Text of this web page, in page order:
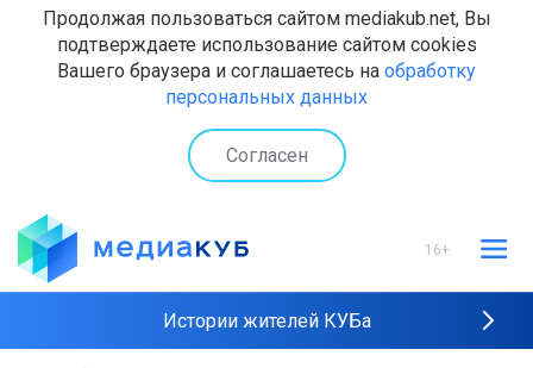
Продолжая пользоваться сайтом mediakub.net, Вы
подтверждаете использование сайтом cookies
Вашего браузера и соглашаетесь на обработку
персональных данных
Согласен
16+
Истории жителей КУБа